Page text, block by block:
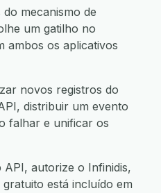
mecanismo de
um gatilho no
ambos os aplicativos
novos registros do
distribuir um evento
falhar e unificar os
autorize o Infinidis,
está incluído em